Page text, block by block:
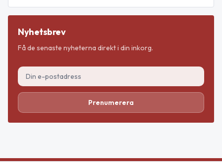
Nyhetsbrev
Få de senaste nyheterna direkt i din inkorg.
Prenumerera